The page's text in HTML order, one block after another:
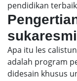
pendidikan
sukaresmi
Apa itu les
adalah program
didesain khusus